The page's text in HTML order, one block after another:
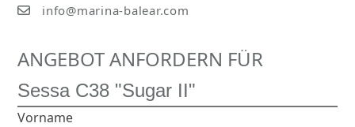
info@marina-balear.com
ANGEBOT ANFORDERN FÜR
Vorname